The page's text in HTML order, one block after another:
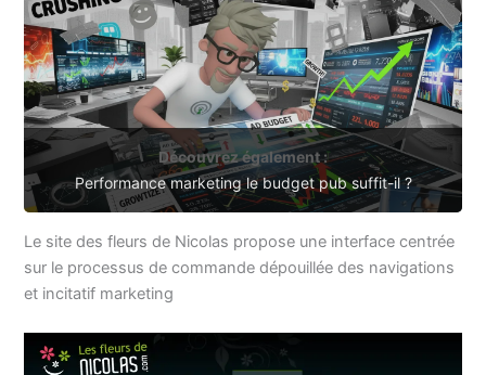
Découvrez également :
Performance marketing le budget pub suffit-il ?
Le site des fleurs de Nicolas propose une interface centrée
sur le processus de commande dépouillée des navigations
et incitatif marketing